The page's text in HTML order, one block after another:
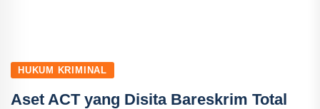
HUKUM KRIMINAL
Aset ACT yang Disita Bareskrim Total